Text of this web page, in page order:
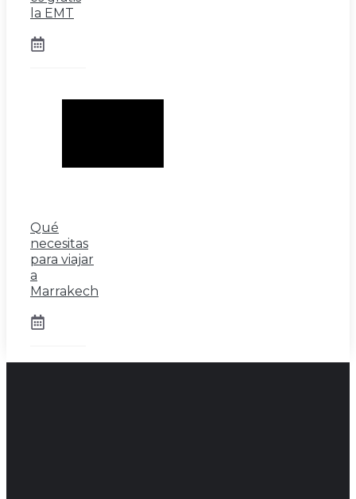
la EMT
Qué
necesitas
para viajar
a
Marrakech